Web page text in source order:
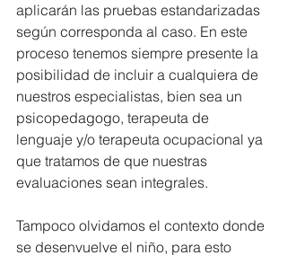
aplicarán las pruebas estandarizadas
según corresponda al caso. En este
proceso tenemos siempre presente la
posibilidad de incluir a cualquiera de
nuestros especialistas, bien sea un
psicopedagogo, terapeuta de
lenguaje y/o terapeuta ocupacional ya
que tratamos de que nuestras
evaluaciones sean integrales.
Tampoco olvidamos el contexto donde
se desenvuelve el niño, para esto